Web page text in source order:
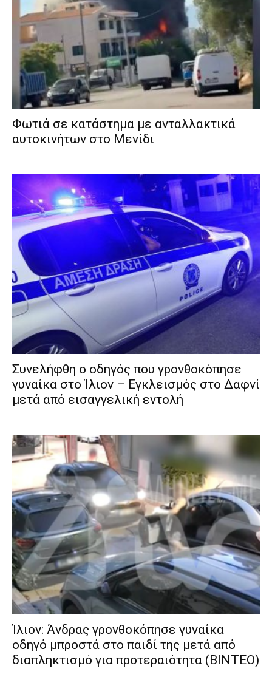
Φωτιά σε κατάστημα με ανταλλακτικά
αυτοκινήτων στο Μενίδι
Συνελήφθη ο οδηγός που γρονθοκόπησε
γυναίκα στο Ίλιον – Εγκλεισμός στο Δαφνί
μετά από εισαγγελική εντολή
Ίλιον: Άνδρας γρονθοκόπησε γυναίκα
οδηγό μπροστά στο παιδί της μετά από
διαπληκτισμό για προτεραιότητα (ΒΙΝΤΕΟ)